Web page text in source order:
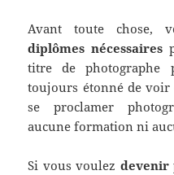
Avant toute chose,
diplômes nécessaires
titre de photographe
toujours étonné de voir
se proclamer
aucune formation ni
Si vous voulez devenir